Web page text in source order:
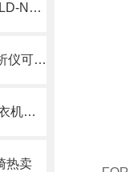
ULVAC爱发科油旋片式真空泵GLD-N051
日本第一热研MODEL8300带分析仪可燃气体混合器北崎热卖
日本东精TOSEI投币式触摸屏洗衣机和烘干机SF-275C-T北崎热卖
热卖